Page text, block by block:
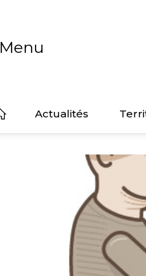
Menu
Actualités